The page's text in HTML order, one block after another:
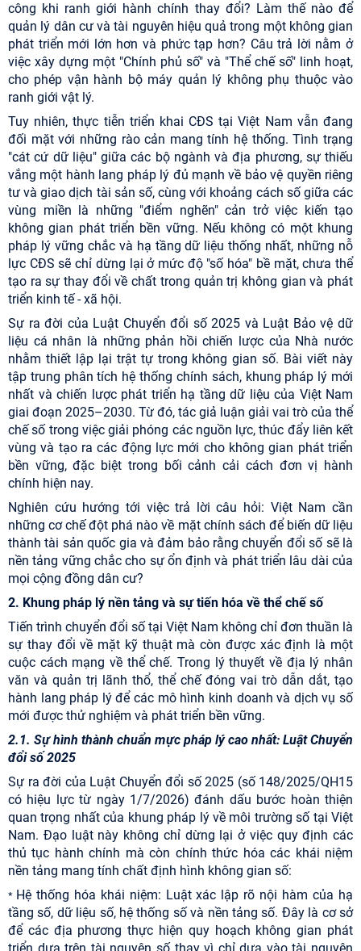
công khi ranh giới hành chính thay đổi? Làm thế nào để
quản lý dân cư và tài nguyên hiệu quả trong một không gian
phát triển mới lớn hơn và phức tạp hơn? Câu trả lời nằm ở
việc xây dựng một "Chính phủ số" và "Thể chế số" linh hoạt,
cho phép vận hành bộ máy quản lý không phụ thuộc vào
ranh giới vật lý.
Tuy nhiên, thực tiễn triển khai CĐS tại Việt Nam vẫn đang
đối mặt với những rào cản mang tính hệ thống. Tình trạng
"cát cứ dữ liệu" giữa các bộ ngành và địa phương, sự thiếu
vắng một hành lang pháp lý đủ mạnh về bảo vệ quyền riêng
tư và giao dịch tài sản số, cùng với khoảng cách số giữa các
vùng miền là những "điểm nghẽn" cản trở việc kiến tạo
không gian phát triển bền vững. Nếu không có một khung
pháp lý vững chắc và hạ tầng dữ liệu thống nhất, những nỗ
lực CĐS sẽ chỉ dừng lại ở mức độ "số hóa" bề mặt, chưa thể
tạo ra sự thay đổi về chất trong quản trị không gian và phát
triển kinh tế - xã hội.
Sự ra đời của Luật Chuyển đổi số 2025 và Luật Bảo vệ dữ
liệu cá nhân là những phản hồi chiến lược của Nhà nước
nhằm thiết lập lại trật tự trong không gian số. Bài viết này
tập trung phân tích hệ thống chính sách, khung pháp lý mới
nhất và chiến lược phát triển hạ tầng dữ liệu của Việt Nam
giai đoạn 2025–2030. Từ đó, tác giả luận giải vai trò của thể
chế số trong việc giải phóng các nguồn lực, thúc đẩy liên kết
vùng và tạo ra các động lực mới cho không gian phát triển
bền vững, đặc biệt trong bối cảnh cải cách đơn vị hành
chính hiện nay.
Nghiên cứu hướng tới việc trả lời câu hỏi: Việt Nam cần
những cơ chế đột phá nào về mặt chính sách để biến dữ liệu
thành tài sản quốc gia và đảm bảo rằng chuyển đổi số sẽ là
nền tảng vững chắc cho sự ổn định và phát triển lâu dài của
mọi cộng đồng dân cư?
2. Khung pháp lý nền tảng và sự tiến hóa về thể chế số
Tiến trình chuyển đổi số tại Việt Nam không chỉ đơn thuần là
sự thay đổi về mặt kỹ thuật mà còn được xác định là một
cuộc cách mạng về thể chế. Trong lý thuyết về địa lý nhân
văn và quản trị lãnh thổ, thể chế đóng vai trò dẫn dắt, tạo
hành lang pháp lý để các mô hình kinh doanh và dịch vụ số
mới được thử nghiệm và phát triển bền vững.
2.1. Sự hình thành chuẩn mực pháp lý cao nhất: Luật Chuyển
đổi số 2025
Sự ra đời của Luật Chuyển đổi số 2025 (số 148/2025/QH15
có hiệu lực từ ngày 1/7/2026) đánh dấu bước hoàn thiện
quan trọng nhất của khung pháp lý về môi trường số tại Việt
Nam. Đạo luật này không chỉ dừng lại ở việc quy định các
thủ tục hành chính mà còn chính thức hóa các khái niệm
nền tảng mang tính chất định hình không gian số:
* Hệ thống hóa khái niệm: Luật xác lập rõ nội hàm của hạ
tầng số, dữ liệu số, hệ thống số và nền tảng số. Đây là cơ sở
để các địa phương thực hiện quy hoạch không gian phát